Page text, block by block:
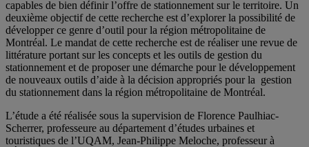
capables de bien définir l’offre de stationnement sur le territoire. Un
deuxième objectif de cette recherche est d’explorer la possibilité de
développer ce genre d’outil pour la région métropolitaine de
Montréal. Le mandat de cette recherche est de réaliser une revue de
littérature portant sur les concepts et les outils de gestion du
stationnement et de proposer une démarche pour le développement
de nouveaux outils d’aide à la décision appropriés pour la gestion
du stationnement dans la région métropolitaine de Montréal.
L’étude a été réalisée sous la supervision de Florence Paulhiac-
Scherrer, professeure au département d’études urbaines et
touristiques de l’UQAM, Jean-Philippe Meloche, professeur à